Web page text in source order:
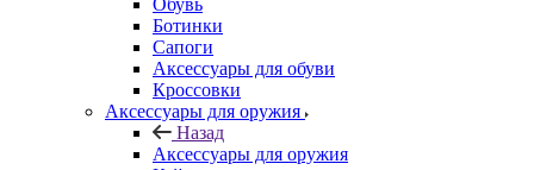
Обувь
Ботинки
Сапоги
Аксессуары для обуви
Кроссовки
Аксессуары для оружия
Назад
Аксессуары для оружия